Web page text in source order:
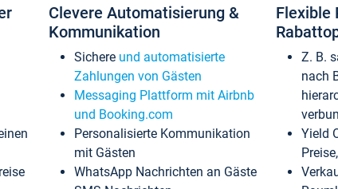
Clevere Automatisierung &
Kommunikation
Sichere und automatisierte
Zahlungen von Gästen
Messaging Plattform mit Airbnb
und Booking.com
Personalisierte Kommunikation
mit Gästen
WhatsApp Nachrichten an Gäste
Flexible
Z. B.
nach
Yield